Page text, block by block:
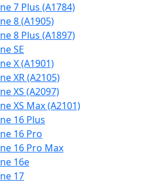
7 Plus (A1784)
8 (A1905)
8 Plus (A1897)
SE
X (A1901)
XR (A2105)
XS (A2097)
XS Max (A2101)
16 Plus
16 Pro
16 Pro Max
16e
17